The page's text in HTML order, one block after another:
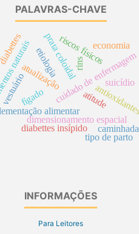
PALAVRAS-CHAVE
cuidado de enfermagem
prata coloidal
etiologia
atualização
antioxidantes
alimentar
dimensionamento espacial
riscos físicos
rins
suicídio
vestuário
economia
fígado
diabettes
atitude
diabettes insípido
caminhada
tipo de parto
INFORMAÇÕES
Para Leitores